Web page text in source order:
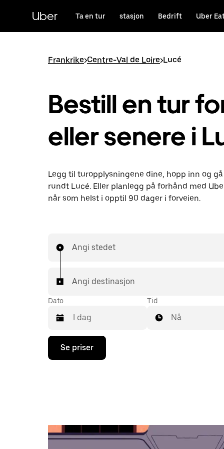
hovedinnholdet
Uber Ta en tur stasjon Bedrift Uber
Frankrike>Centre-Val de Loire>Lucé
Bestill en tur
eller senere i
Legg til turopplysningene dine, hopp inn og
rundt Lucé. Eller planlegg på forhånd med
når som helst i opptil 90 dager i forveien.
Angi stedet
Angi destinasjon
Dato
Trykk
piltast
velge
en
dato.
Tid
Nå
Se priser